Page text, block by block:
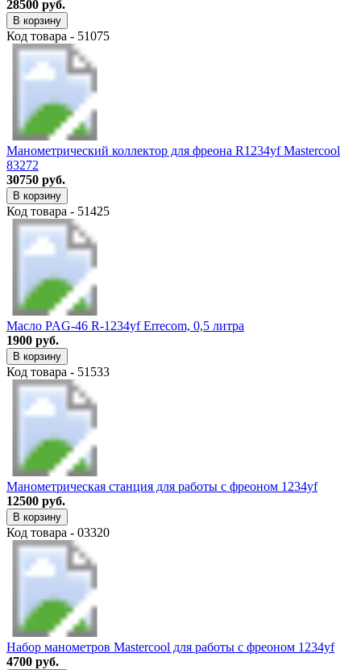
28500 руб.
В корзину
Код товара - 51075
Манометрический коллектор для фреона R1234yf Mastercool
83272
30750 руб.
В корзину
Код товара - 51425
Масло PAG-46 R-1234yf Errecom, 0,5 литра
1900 руб.
В корзину
Код товара - 51533
Манометрическая станция для работы с фреоном 1234yf
12500 руб.
В корзину
Код товара - 03320
Набор манометров Mastercool для работы с фреоном 1234yf
4700 руб.